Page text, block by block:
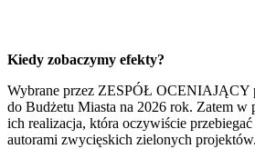
Kiedy zobaczymy efekty?
Wybrane przez ZESPÓŁ OCENIAJĄCY
do Budżetu Miasta na 2026 rok. Zatem w
ich realizacja, która oczywiście
autorami zwycięskich zielonych projektów.